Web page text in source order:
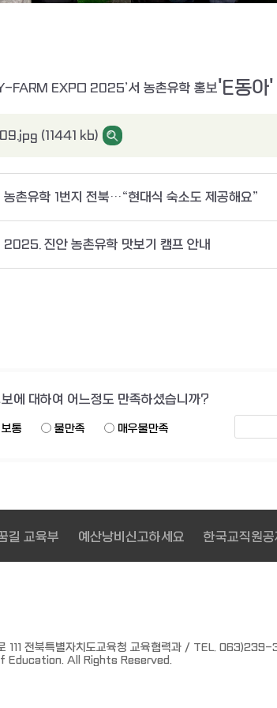
FARM EXPO 2025’서 농촌유학 홍보'E동아'
(11441 kb)
농촌유학 1번지 전북…“현대식 숙소도 제공해요”
2025. 진안 농촌유학 맛보기 캠프 안내
에 대하여 어느정도 만족하셨습니까?
보통 불만족 매우불만족
세요 한국교직원공제회 EDUNET T-
111 전북특별자치도교육청 교육협력과 / TEL.
All Rights Reserved.